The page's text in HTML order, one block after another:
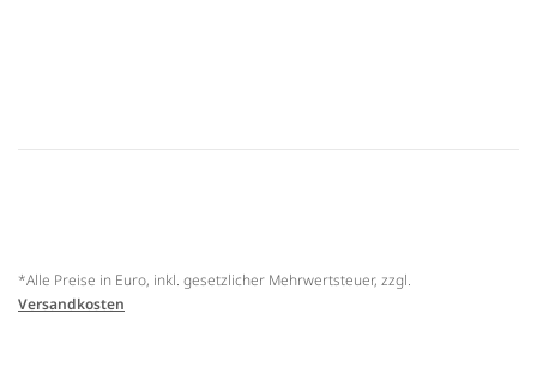
*Alle Preise in Euro, inkl. gesetzlicher Mehrwertsteuer, zzgl.
Versandkosten